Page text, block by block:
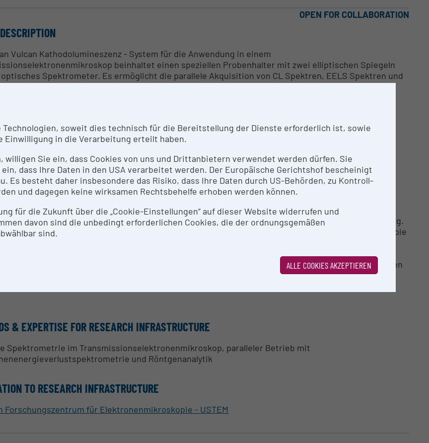
OPEN FOR COLLABORATION
Vulcan Kathodolumineszenz - System für die Anwendung in einem
beinhaltet einen speziellen Probenhalter mit zwei elliptischen Spiegeln
Spektrometer. Es ermöglicht die parallele Akquisition von CL Spektren, EELS Spektren und
Bilder.
Michael Stöger-Pollach
SERVICES
USTEM ist die zentrale Einrichtung der TU Wien für analytische und hochauflösende
Untersuchungen. USTEM unterstützt Angehörige der TU Wien oder von anderen
bei der Durchführung von Projekten im Rahmen der Forschungsförderung oder
und bietet Dienstleistungen für Firmen oder externen Kunden mit Operatorunterstützung.
von USTEM sind Transmissionselektronenmikroskopie (TEM), Rasterelektronenmikroskopie
Kathodolumineszenz-Analysesystem besteht aus einem Kathodolumineszenz Probenhalter für den
in den Transmissionselektronenmikroskopen (TECNAI F20 und TECNAI G2 20) sowie einem
& EXPERTISE FOR RESEARCH INFRASTRUCTURE
Spektrometrie im Transmissionselektronenmikroskop, paralleler Betrieb mit
und Röntgenanalytik
TO RESEARCH INFRASTRUCTURE
Forschungszentrum für Elektronenmikroskopie - USTEM
soweit dies technisch für die Bereitstellung der Dienste erforderlich ist, sowie
Einwilligung in die Verarbeitung erteilt haben.
willigen Sie ein, dass Cookies von uns und Drittanbietern verwendet werden dürfen. Sie
ein, dass Ihre Daten in den USA verarbeitet werden. Der Europäische Gerichtshof bescheinigt
Es besteht daher insbesondere das Risiko, dass Ihre Daten durch US-Behörden, zu Kontroll-
und dagegen keine wirksamen Rechtsbehelfe erhoben werden können.
für die Zukunft über die „Cookie-Einstellungen“ auf dieser Website widerrufen und
davon sind die unbedingt erforderlichen Cookies, die der ordnungsgemäßen
sind.
ALLE COOKIES AKZEPTIEREN